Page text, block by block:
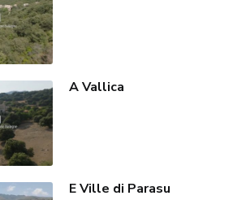
A Vallica
E Ville di Parasu